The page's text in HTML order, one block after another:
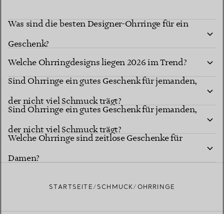
Was sind die besten Designer-Ohrringe für ein
Geschenk?
Welche Ohrringdesigns liegen 2026 im Trend?
Sind Ohrringe ein gutes Geschenk für jemanden,
der nicht viel Schmuck trägt?
Sind Ohrringe ein gutes Geschenk für jemanden,
der nicht viel Schmuck trägt?
Welche Ohrringe sind zeitlose Geschenke für
Damen?
STARTSEITE SCHMUCK OHRRINGE